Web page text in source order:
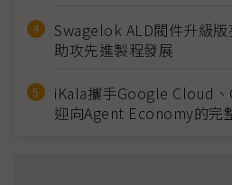
Swagelok ALD閥件升級版
助攻先進製程發展
iKala攜手Google Cloud
迎向Agent Economy的完